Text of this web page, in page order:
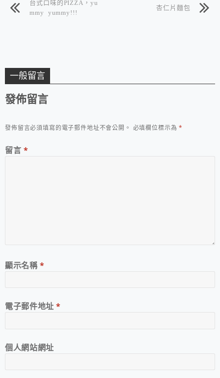
台式口味的PIZZA，yu
mmy yummy!!!
杏仁片麵包
一般留言
發佈留言
發佈留言必須填寫的電子郵件地址不會公開。 必填欄位標示為*
留言 *
顯示名稱*
電子郵件地址*
個人網站網址